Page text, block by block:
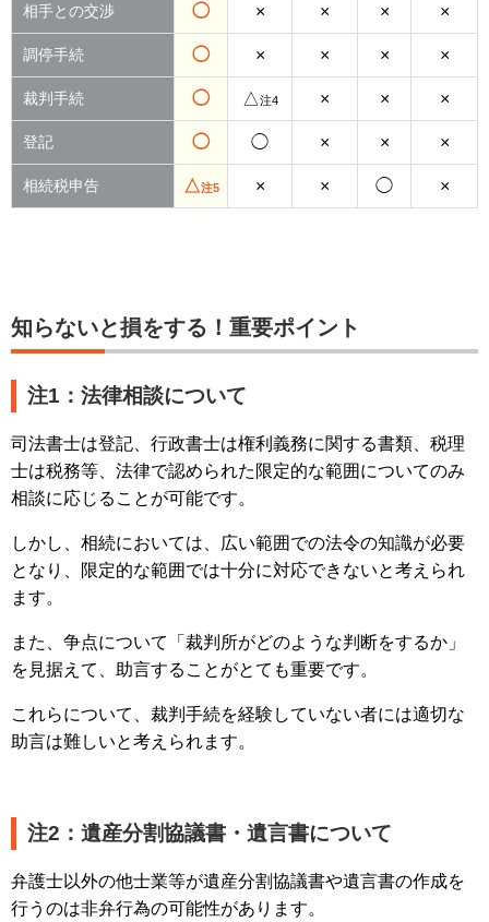
相手との交渉 ◯ × × × ×
調停手続 ◯ × × × ×
裁判手続 ◯ △注4 × × ×
登記 ◯ ◯ × × ×
相続税申告 △注5 × × ◯ ×
知らないと損をする！重要ポイント
注1：法律相談について
司法書士は登記、行政書士は権利義務に関する書類、税理
士は税務等、法律で認められた限定的な範囲についてのみ
相談に応じることが可能です。
しかし、相続においては、広い範囲での法令の知識が必要
となり、限定的な範囲では十分に対応できないと考えられ
ます。
また、争点について「裁判所がどのような判断をするか」
を見据えて、助言することがとても重要です。
これらについて、裁判手続を経験していない者には適切な
助言は難しいと考えられます。
注2：遺産分割協議書・遺言書について
弁護士以外の他士業等が遺産分割協議書や遺言書の作成を
行うのは非弁行為の可能性があります。